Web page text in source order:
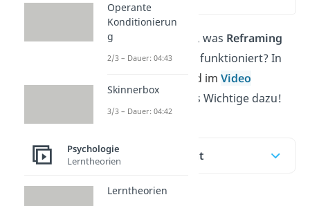
Du möchtest wissen, was Reframing
bedeutet und wie es funktioniert? In
und im Video
erklären wir dir alles Wichtige dazu!
Inhaltsübersicht
Operante
Konditionierun
g
2/3 – Dauer: 04:43
Skinnerbox
3/3 – Dauer: 04:42
Psychologie
Lerntheorien
Lerntheorien